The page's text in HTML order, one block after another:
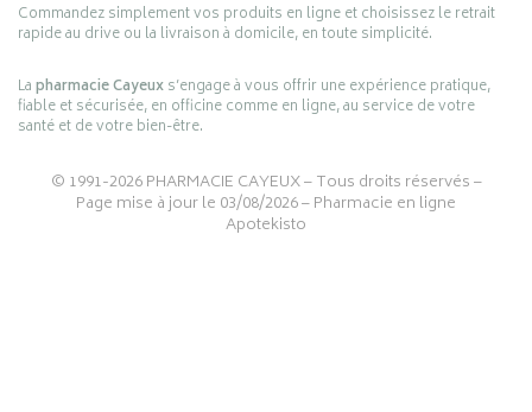
Commandez simplement vos produits en ligne et choisissez le retrait
rapide au drive ou la livraison à domicile, en toute simplicité.
Lapharmacie Cayeuxs’engage à vous offrir une expérience pratique,
fiable et sécurisée, en officine comme en ligne, au service de votre
santé et de votre bien-être.
© 1991-2026PHARMACIE CAYEUX– Tous droits réservés –
Page mise à jour le 03/08/2026 –Pharmacie en ligne
Apotekisto